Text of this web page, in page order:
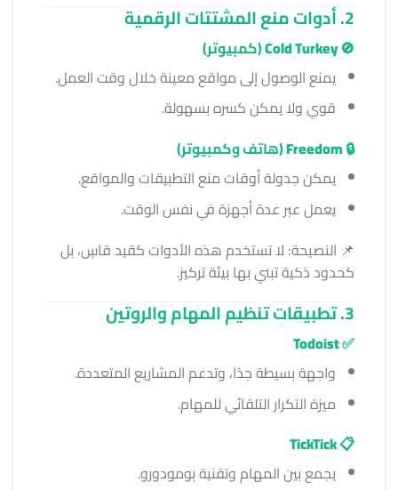
2. أدوات منع المشتتات الرقمية
🚫
Cold Turkey(كمبيوتر)
يمنع الوصول إلى مواقع معينة خلال وقت العمل.
قوي ولا يمكن كسره بسهولة.
🔒
Freedom(هاتف وكمبيوتر)
يمكن جدولة أوقات منع التطبيقات والمواقع.
يعمل عبر عدة أجهزة في نفس الوقت.
📌 النصيحة: لا تستخدم هذه الأدوات كقيد قاسٍ، بل
كحدود ذكية تبني بها بيئة تركيز.
3. تطبيقات تنظيم المهام والروتين
✅
Todoist
واجهة بسيطة جدًا، وتدعم المشاريع المتعددة.
ميزة التكرار التلقائي للمهام.
📋
TickTick
يجمع بين المهام وتقنية بومودورو.